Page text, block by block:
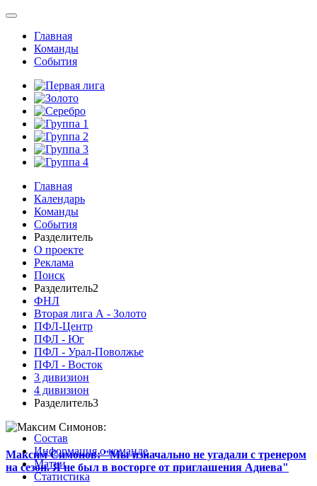
Главная
Команды
События
Главная
Календарь
Команды
События
Разделитель
О проекте
Реклама
Поиск
Разделитель2
ФНЛ
Вторая лига А - Золото
ПФЛ-Центр
ПФЛ - Юг
ПФЛ - Урал-Поволжье
ПФЛ - Восток
3 дивизион
4 дивизион
Разделитель3
Максим Симонов: "Мы изначально не угадали с тренером
на сезон. Я не был в восторге от приглашения Адиева"
Состав
Информация о команде
Матчи
Статистика